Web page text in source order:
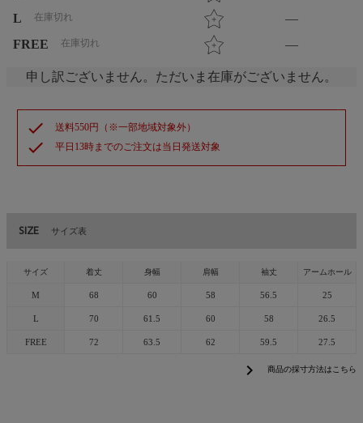
L
在庫切れ
—
FREE
在庫切れ —
申し訳ございません。ただいま在庫がございません。
check 送料550円（※一部地域対象外）
check 平日13時までのご注文は当日発送対象
SIZE サイズ表
サイズ 着丈 身幅 肩幅 袖丈 アームホール
M 68 60 58 56.5 25
L 70 61.5 60 58 26.5
FREE 72 63.5 62 59.5 27.5
chevron_right 商品の採寸方法はこちら